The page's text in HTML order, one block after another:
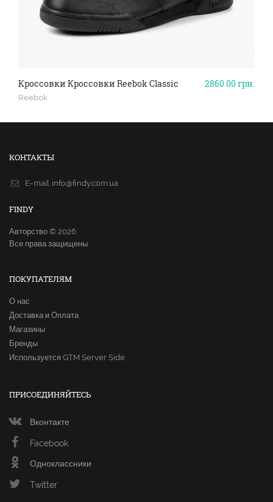
2860.00грн.
Кроссовки Кроссовки Reebok Classic
Reebok
КОНТАКТЫ
E-mail. info@findy.com.ua
FINDY
Авторство © 2026
Все права защищены.
ПОКУПАТЕЛЯМ
О нас
Доставка и Оплата
Магазины
Бренды
Используется GTM Server Side
ПРИСОЕДИНЯЙТЕСЬ
Вконтакте
Facebook
Одноклассники
Twitter